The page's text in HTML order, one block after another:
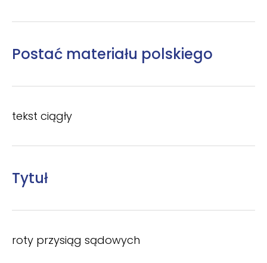
Postać materiału polskiego
tekst ciągły
Tytuł
roty przysiąg sądowych